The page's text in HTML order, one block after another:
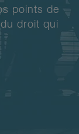
points de
droit qui